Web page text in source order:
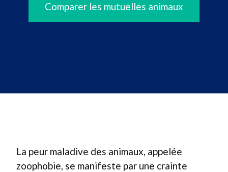
Comparer les mutuelles animaux
La peur maladive des animaux, appelée
zoophobie, se manifeste par une crainte